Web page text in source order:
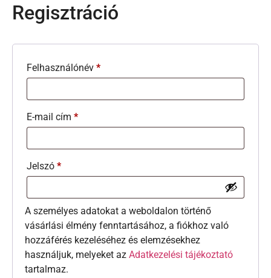
Regisztráció
Felhasználónév *
E-mail cím *
Jelszó *
A személyes adatokat a weboldalon történő
vásárlási élmény fenntartásához, a fiókhoz való
hozzáférés kezeléséhez és elemzésekhez
használjuk, melyeket az Adatkezelési tájékoztató
tartalmaz.